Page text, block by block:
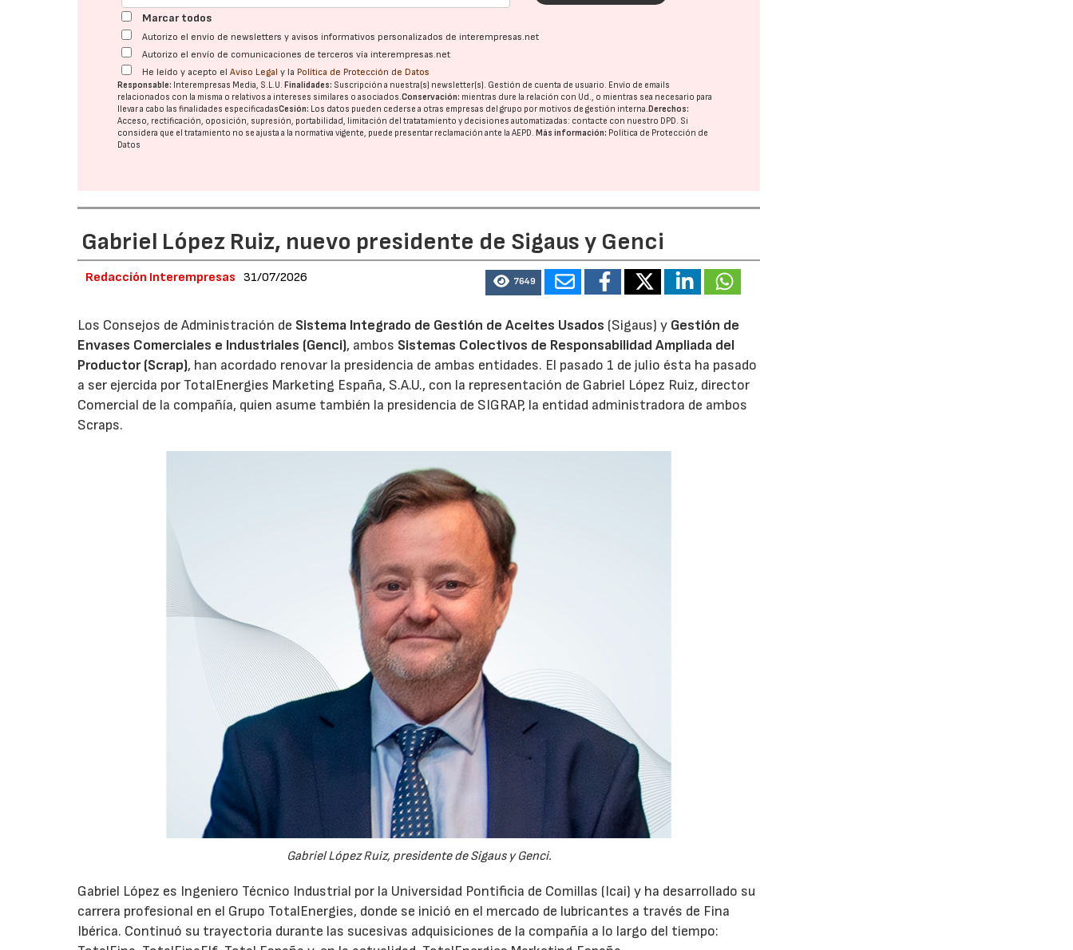
Marcar todos
Autorizo el envío de newsletters y avisos informativos personalizados de interempresas.net
Autorizo el envío de comunicaciones de terceros vía interempresas.net
He leído y acepto elAviso Legal y la Política de Protección de Datos
Responsable: Interempresas Media, S.L.U.Finalidades: Suscripción a nuestra(s) newsletter(s). Gestión de cuenta de usuario. Envío de emails
relacionados con la misma o relativos a intereses similares o asociados.Conservación: mientras dure la relación con Ud., o mientras sea necesario para
llevar a cabo las finalidades especificadasCesión: Los datos pueden cederse a otras empresas del grupo por motivos de gestión interna.Derechos:
Acceso, rectificación, oposición, supresión, portabilidad, limitación del tratatamiento y decisiones automatizadas: contacte con nuestro DPD. Si
considera que el tratamiento no se ajusta a la normativa vigente, puede presentar reclamación ante laAEPD.Más información: Política de Protección de
Datos
Gabriel López Ruiz, nuevo presidente de Sigaus y Genci
Redacción Interempresas 31/07/2026 7649
Los Consejos de Administración de Sistema Integrado de Gestión de Aceites Usados (Sigaus) y Gestión de
Envases Comerciales e Industriales (Genci), ambos Sistemas Colectivos de Responsabilidad Ampliada del
Productor (Scrap), han acordado renovar la presidencia de ambas entidades. El pasado 1 de julio ésta ha pasado
a ser ejercida por TotalEnergies Marketing España, S.A.U., con la representación de Gabriel López Ruiz, director
Comercial de la compañía, quien asume también la presidencia de SIGRAP, la entidad administradora de ambos
Scraps.
Gabriel López Ruiz, presidente de Sigaus y Genci.
Gabriel López es Ingeniero Técnico Industrial por la Universidad Pontificia de Comillas (Icai) y ha desarrollado su
carrera profesional en el Grupo TotalEnergies, donde se inició en el mercado de lubricantes a través de Fina
Ibérica. Continuó su trayectoria durante las sucesivas adquisiciones de la compañía a lo largo del tiempo: